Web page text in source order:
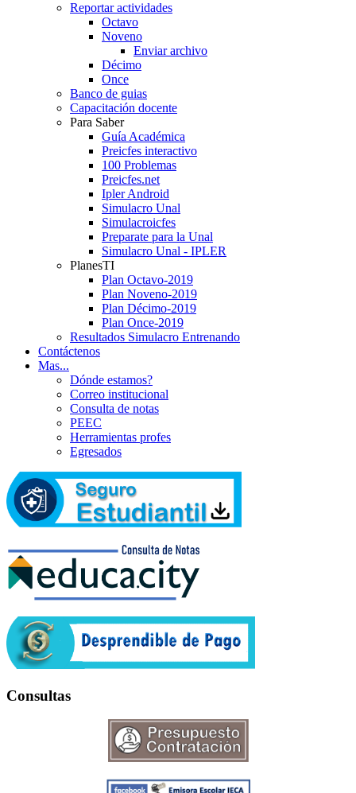
Reportar actividades
Octavo
Noveno
Enviar archivo
Décimo
Once
Banco de guias
Capacitación docente
Para Saber
Guía Académica
Preicfes interactivo
100 Problemas
Preicfes.net
Ipler Android
Simulacro Unal
Simulacroicfes
Preparate para la Unal
Simulacro Unal - IPLER
PlanesTI
Plan Octavo-2019
Plan Noveno-2019
Plan Décimo-2019
Plan Once-2019
Resultados Simulacro Entrenando
Contáctenos
Mas...
Dónde estamos?
Correo institucional
Consulta de notas
PEEC
Herramientas profes
Egresados
Consultas